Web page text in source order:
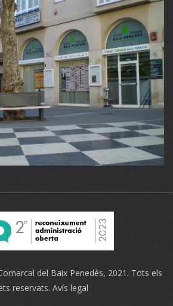
del Baix Penedès, 2021. Tots els
reservats. Avís legal